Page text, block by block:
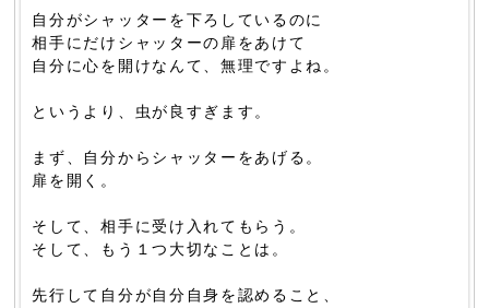
自分がシャッターを下ろしているのに
相手にだけシャッターの扉をあけて
自分に心を開けなんて、無理ですよね。
というより、虫が良すぎます。
まず、自分からシャッターをあげる。
扉を開く。
そして、相手に受け入れてもらう。
そして、もう１つ大切なことは。
先行して自分が自分自身を認めること、